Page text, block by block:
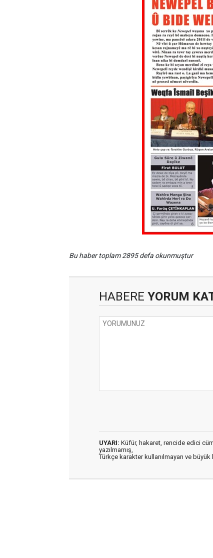
Bu haber toplam 2895 defa okunmuştur
HABERE YORUM
UYARI: Küfür, hakaret, rencide edici
yazılmamış,
Türkçe karakter kullanılmayan ve